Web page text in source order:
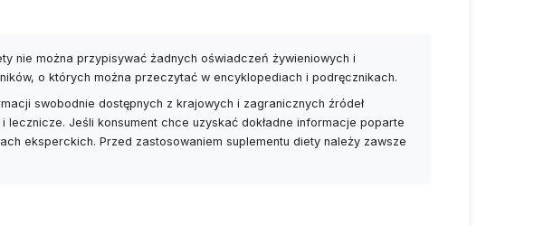
nie można przypisywać żadnych oświadczeń żywieniowych i
o których można przeczytać w encyklopediach i podręcznikach.
swobodnie dostępnych z krajowych i zagranicznych źródeł
Jeśli konsument chce uzyskać dokładne informacje poparte
eksperckich. Przed zastosowaniem suplementu diety należy zawsze